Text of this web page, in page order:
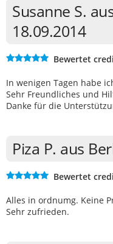
Susanne S.
18.09.2014
Bewertet
In wenigen Tagen habe
Sehr Freundliches und
Danke für die
Piza P. aus
Bewertet
Alles in ordnumg. Keine
Sehr zufrieden.